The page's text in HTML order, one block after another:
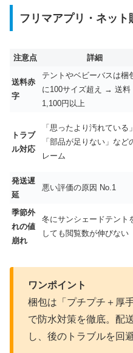
フリマアプリ・ネット
注意点 詳細
送料赤
字
テントやベビーバスは梱
に100サイズ超え → 送料
1,100円以上
トラブ
ル対応
「思ったより汚れている」
「部品が足りない」など
レーム
発送遅
延
悪い評価の原因 No.1
季節外
れの値
崩れ
冬にサンシェードテント
しても閲覧数が伸びない
ワンポイント
梱包は「プチプチ＋厚
で防水対策を徹底。配
し、後のトラブルを回